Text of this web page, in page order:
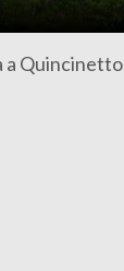
a Quincinetto